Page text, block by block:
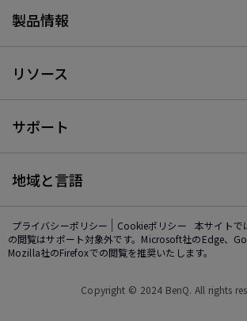
製品情報
リソース
サポート
地域と言語
プライバシーポリシー Cookieポリシー
本サイトで
の閲覧はサポート対象外です。Microsoft社のEdge、
Mozilla社のFirefoxでの閲覧を推奨いたします。
Copyright © 2024 BenQ. All rights